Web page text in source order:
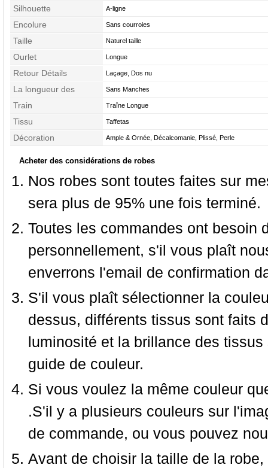
Silhouette A-ligne
Encolure Sans courroies
Taille Naturel taille
Ourlet Longue
Retour Détails Laçage, Dos nu
La longueur des
manches
Sans Manches
Train Traîne Longue
Tissu Taffetas
Décoration Ample & Ornée, Décalcomanie, Plissé, Perle
Acheter des considérations de robes
Nos robes sont toutes faites sur
sera plus de 95% une fois terminé.
Toutes les commandes ont besoin
personnellement, s'il vous plaît
enverrons l'email de confirmation
S'il vous plaît sélectionner la
dessus, différents tissus sont faits
luminosité et la brillance des
guide de couleur.
Si vous voulez la même couleur
.S'il y a plusieurs couleurs sur
de commande, ou vous pouvez
Avant de choisir la taille de la